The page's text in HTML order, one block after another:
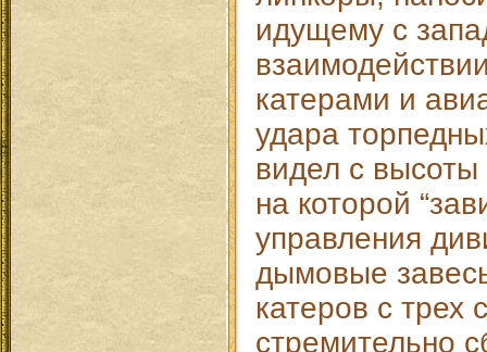
идущему с
катерами и
удара
видел с
на которой
управления
дымовые
катеров с трех
стремительно